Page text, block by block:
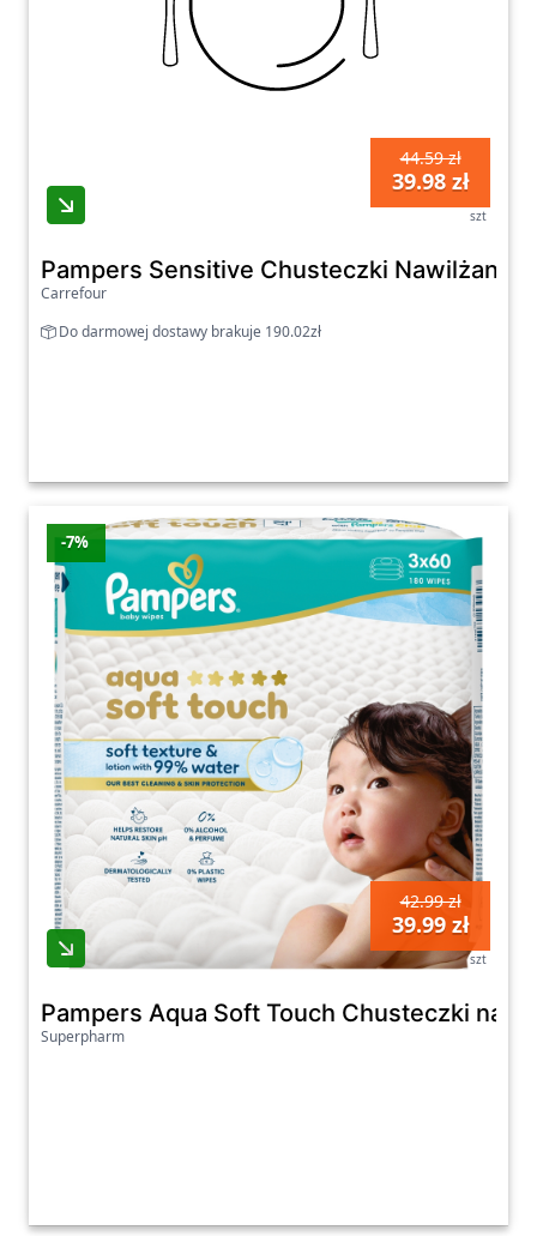
44.59 zł
39.98 zł
szt
Pampers Sensitive Chusteczki Nawilżane
Carrefour
Do darmowej dostawy brakuje 190.02zł
-7%
42.99 zł
39.99 zł
szt
Pampers Aqua Soft Touch Chusteczki
Superpharm